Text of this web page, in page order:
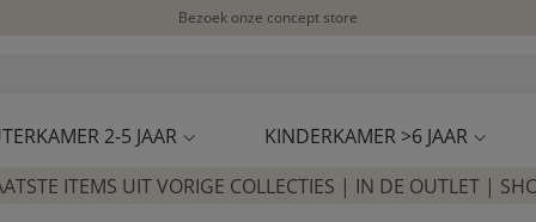
Bezoek onze concept store
2-5 JAAR
KINDERKAMER >6 JAAR
ITEMS UIT VORIGE COLLECTIES | IN DE OUTLET |